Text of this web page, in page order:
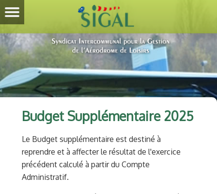
Budget Supplémentaire 2025
Le Budget supplémentaire est destiné à
reprendre et à affecter le résultat de l'exercice
précédent calculé à partir du Compte
Administratif.